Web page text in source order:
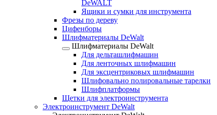
DeWALT
Ящики и сумки для инструмента
Фрезы по дереву
Цифенборы
Шлифматериалы DeWalt
Шлифматериалы DeWalt
Для дельташлифмашин
Для ленточных шлифмашин
Для эксцентриковых шлифмашин
Шлифовально полировальные тарелки
Шлифплатформы
Щетки для электроинструмента
Электроинструмент DeWalt